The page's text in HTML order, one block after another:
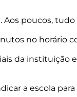
poucos,
no horário
da instituição
a escola para